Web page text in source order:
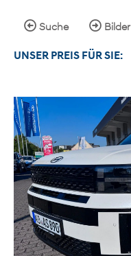
Suche Bilder
UNSER PREIS FÜR SIE: